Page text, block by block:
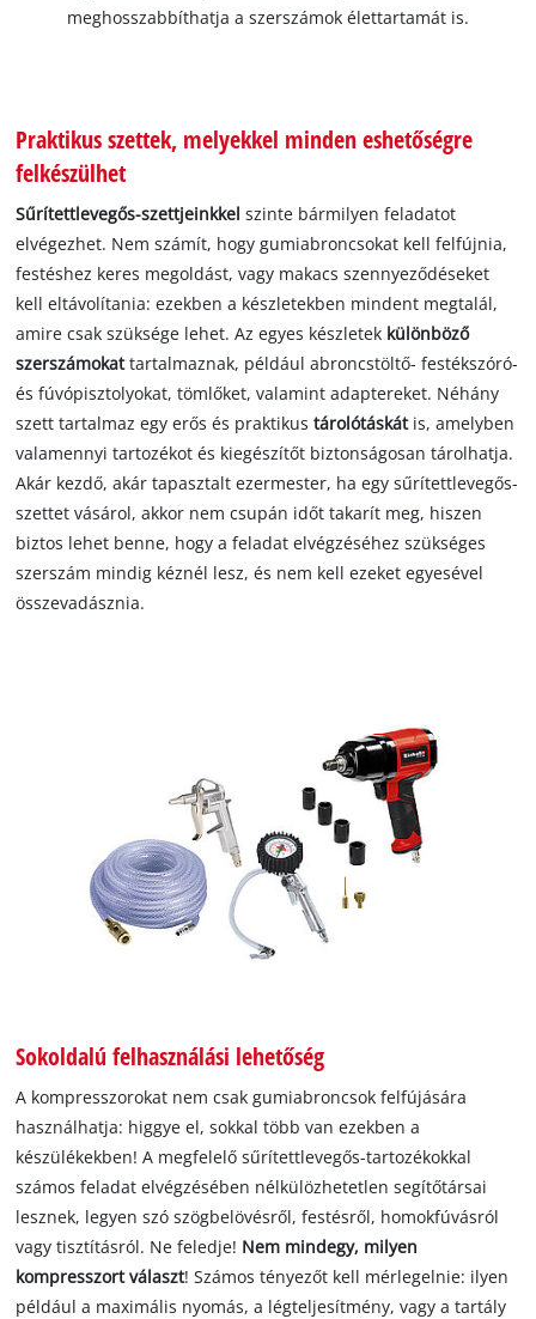
meghosszabbíthatja a szerszámok élettartamát is.
Praktikus szettek, melyekkel minden eshetőségre
felkészülhet
Sűrítettlevegős-szettjeinkkelszinte bármilyen feladatot
elvégezhet. Nem számít, hogy gumiabroncsokat kell felfújnia,
festéshez keres megoldást, vagy makacs szennyeződéseket
kell eltávolítania: ezekben a készletekben mindent megtalál,
amire csak szüksége lehet. Az egyes készletek különböző
szerszámokattartalmaznak, például abroncstöltő- festékszóró-
és fúvópisztolyokat, tömlőket, valamint adaptereket. Néhány
szett tartalmaz egy erős és praktikustárolótáskát is, amelyben
valamennyi tartozékot és kiegészítőt biztonságosan tárolhatja.
Akár kezdő, akár tapasztalt ezermester, ha egy sűrítettlevegős-
szettet vásárol, akkor nem csupán időt takarít meg, hiszen
biztos lehet benne, hogy a feladat elvégzéséhez szükséges
szerszám mindig kéznél lesz, és nem kell ezeket egyesével
összevadásznia.
Sokoldalú felhasználási lehetőség
A kompresszorokat nem csak gumiabroncsok felfújására
használhatja: higgye el, sokkal több van ezekben a
készülékekben! A megfelelő sűrítettlevegős-tartozékokkal
számos feladat elvégzésében nélkülözhetetlen segítőtársai
lesznek, legyen szó szögbelövésről, festésről, homokfúvásról
vagy tisztításról. Ne feledje! Nem mindegy, milyen
kompresszort választ! Számos tényezőt kell mérlegelnie: ilyen
például a maximális nyomás, a légteljesítmény, vagy a tartály